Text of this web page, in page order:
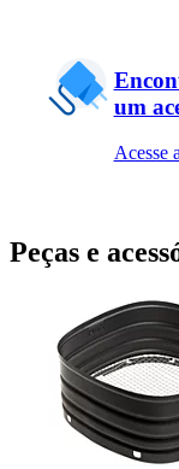
um
Acesse
Peças e